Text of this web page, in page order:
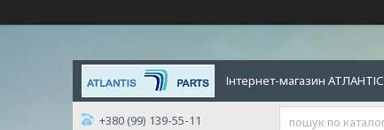
Інтернет-магазин АТЛАНТІС
+380 (99) 139-55-11